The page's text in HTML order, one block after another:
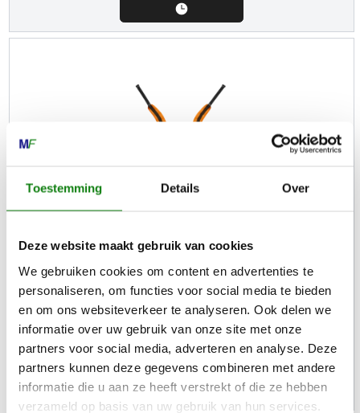
Toestemming Details Over
Deze website maakt gebruik van cookies
We gebruiken cookies om content en advertenties te
personaliseren, om functies voor social media te bieden
en om ons websiteverkeer te analyseren. Ook delen we
informatie over uw gebruik van onze site met onze
partners voor social media, adverteren en analyse. Deze
partners kunnen deze gegevens combineren met andere
informatie die u aan ze heeft verstrekt of die ze hebben
verzameld op basis van uw gebruik van hun services.
Bosbouwgordel, ADVANCE X-TREEm HT
Andere